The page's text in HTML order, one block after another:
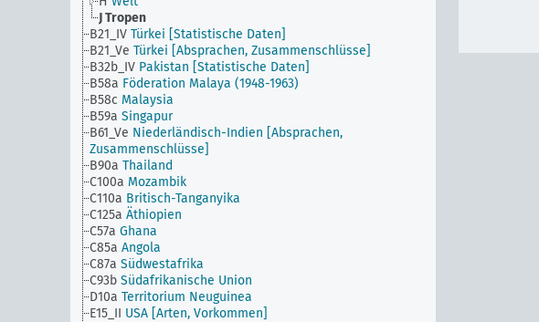
JTropen
B21_IV Türkei [Statistische Daten]
B21_Ve Türkei [Absprachen, Zusammenschlüsse]
B32b_IV Pakistan [Statistische Daten]
B58a Föderation Malaya (1948-1963)
B58c Malaysia
B59a Singapur
B61_Ve Niederländisch-Indien [Absprachen,
Zusammenschlüsse]
B90a Thailand
C100a Mozambik
C110a Britisch-Tanganyika
C125a Äthiopien
C57a Ghana
C85a Angola
C87a Südwestafrika
C93b Südafrikanische Union
D10a Territorium Neuguinea
E15_II USA [Arten, Vorkommen]